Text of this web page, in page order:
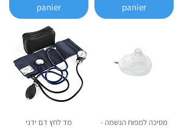
panier
panier
מד לחץ דם ידני
מסיכה למפוח הנשמה -